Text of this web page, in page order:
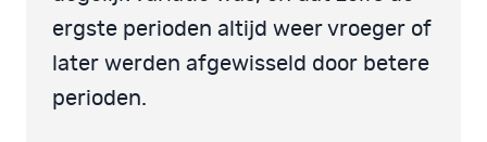
ergste perioden altijd weer vroeger of
later werden afgewisseld door betere
perioden.